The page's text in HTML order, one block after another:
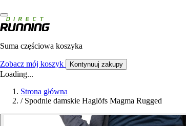
Suma częściowa koszyka
Zobacz mój koszyk Kontynuuj zakupy
Loading...
Strona główna
/ Spodnie damskie Haglöfs Magma Rugged